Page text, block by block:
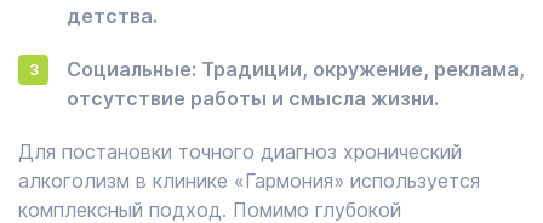
детства.
Социальные: Традиции, окружение, реклама,
отсутствие работы и смысла жизни.
Для постановки точного диагноз хронический
алкоголизм в клинике «Гармония» используется
комплексный подход. Помимо глубокой